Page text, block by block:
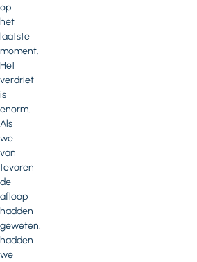
op
het
laatste
moment.
Het
verdriet
is
enorm.
Als
we
van
tevoren
de
afloop
hadden
geweten,
hadden
we